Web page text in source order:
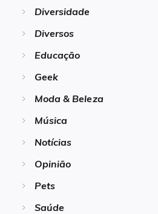
Diversidade
Diversos
Educação
Geek
Moda & Beleza
Música
Notícias
Opinião
Pets
Saúde